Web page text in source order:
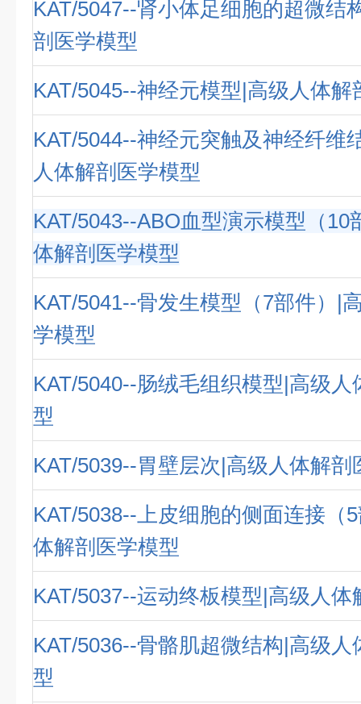
KAT/5047--肾小体足细胞的超微结
剖医学模型
KAT/5045--神经元模型|高级人体解
KAT/5044--神经元突触及神经纤维
人体解剖医学模型
KAT/5043--ABO血型演示模型（10
体解剖医学模型
KAT/5041--骨发生模型（7部件）|
学模型
KAT/5040--肠绒毛组织模型|高级人
型
KAT/5039--胃壁层次|高级人体解剖
KAT/5038--上皮细胞的侧面连接（
体解剖医学模型
KAT/5037--运动终板模型|高级人体
KAT/5036--骨骼肌超微结构|高级人
型